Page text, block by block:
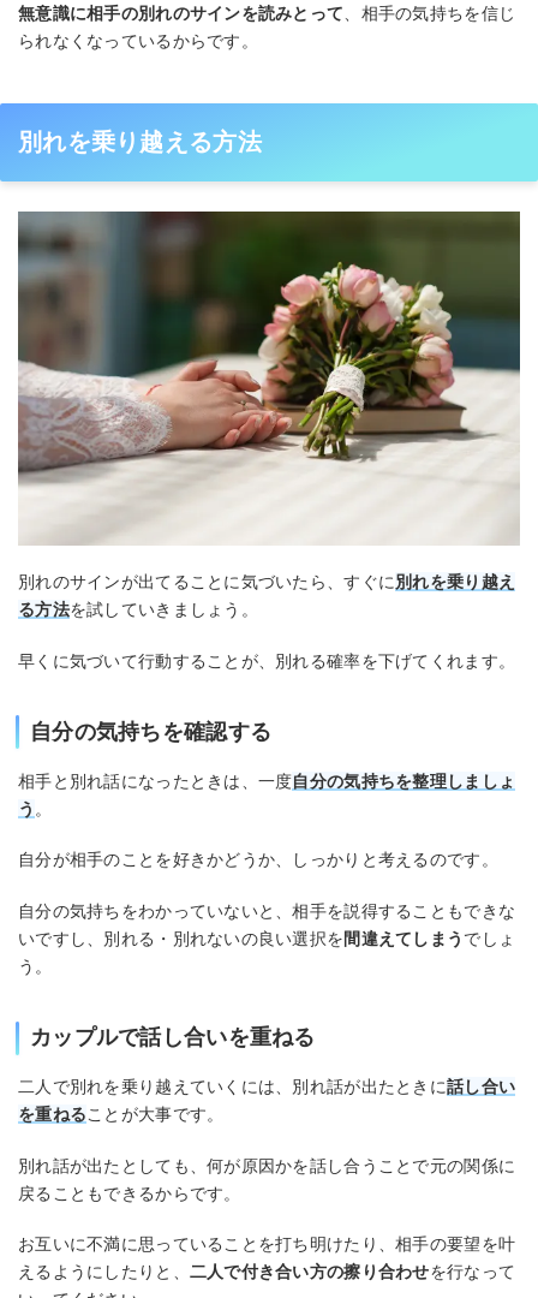
無意識に相手の別れのサインを読みとって 、相手の気持ちを信じ
られなくなっているからです。
別れを乗り越える方法
別れのサインが出てることに気づいたら、すぐに別れを乗り越え
る方法を試していきましょう。
早くに気づいて行動することが、別れる確率を下げてくれます。
自分の気持ちを確認する
相手と別れ話になったときは、一度自分の気持ちを整理しましょ
う 。
自分が相手のことを好きかどうか、しっかりと考えるのです。
自分の気持ちをわかっていないと、相手を説得することもできな
いですし、別れる・別れないの良い選択を間違えてしまう でしょ
う。
カップルで話し合いを重ねる
二人で別れを乗り越えていくには、別れ話が出たときに話し合い
を重ねることが大事です。
別れ話が出たとしても、何が原因かを話し合うことで元の関係に
戻ることもできるからです。
お互いに不満に思っていることを打ち明けたり、相手の要望を叶
えるようにしたりと、 二人で付き合い方の擦り合わせを行なって